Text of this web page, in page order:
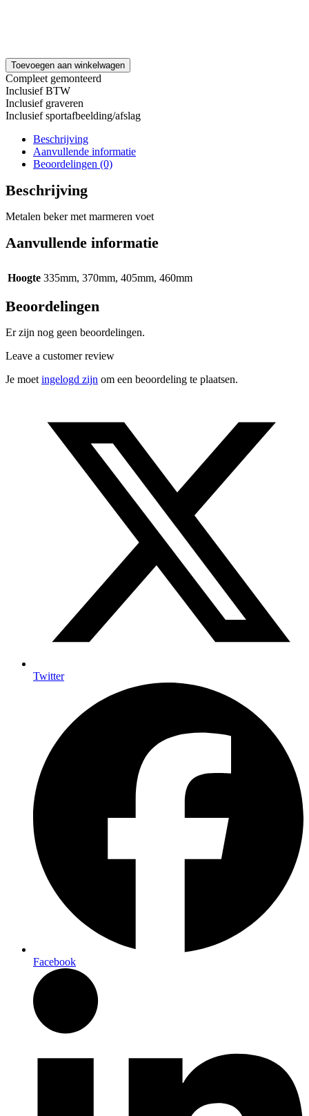
Toevoegen aan winkelwagen
Compleet gemonteerd
Inclusief BTW
Inclusief graveren
Inclusief sportafbeelding/afslag
Beschrijving
Aanvullende informatie
Beoordelingen (0)
Beschrijving
Metalen beker met marmeren voet
Aanvullende informatie
Hoogte 335mm, 370mm, 405mm, 460mm
Beoordelingen
Er zijn nog geen beoordelingen.
Leave a customer review
Je moet ingelogd zijn om een beoordeling te plaatsen.
Twitter
Facebook